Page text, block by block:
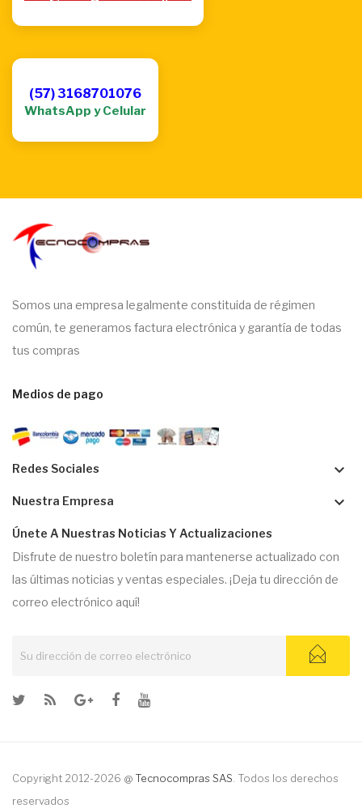
(57) 3168701076
WhatsApp y Celular
Somos una empresa legalmente constituida de régimen
común, te generamos factura electrónica y garantía de todas
tus compras
Medios de pago
Redes Sociales keyboard_arrow_down
Nuestra Empresa keyboard_arrow_down
Únete A Nuestras Noticias Y Actualizaciones
Disfrute de nuestro boletín para mantenerse actualizado con
las últimas noticias y ventas especiales. ¡Deja tu dirección de
correo electrónico aquí!
Copyright 2012-2026 @ Tecnocompras SAS . Todos los derechos
reservados